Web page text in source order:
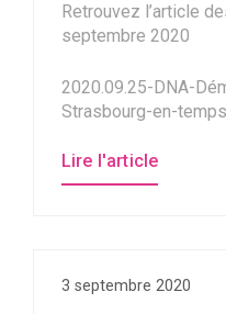
Retrouvez l’article
septembre 2020
2020.09.25-DNA-
Strasbourg-en-
Lire l'article
3 septembre 2020